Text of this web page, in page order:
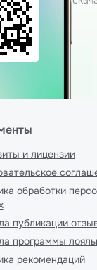
и лицензии
обработки
публикации
программы
рекомендаций